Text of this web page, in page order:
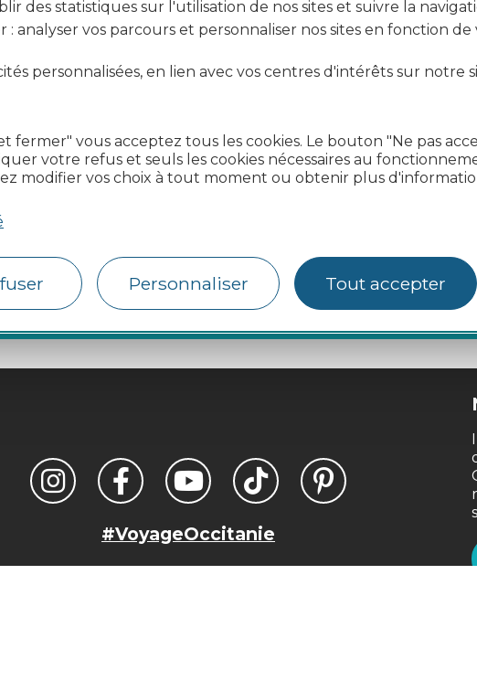
des statistiques sur l'utilisation de nos sites et suivre la
: analyser vos parcours et personnaliser nos sites en fonction de
personnalisées, en lien avec vos centres d'intérêts sur notre
fermer" vous acceptez tous les cookies. Le bouton "Ne pas
votre refus et seuls les cookies nécessaires au
modifier vos choix à tout moment ou obtenir plus
Personnaliser Tout accepter
d'horaires Achat du Pass Rail Tour
#VoyageOccitanie